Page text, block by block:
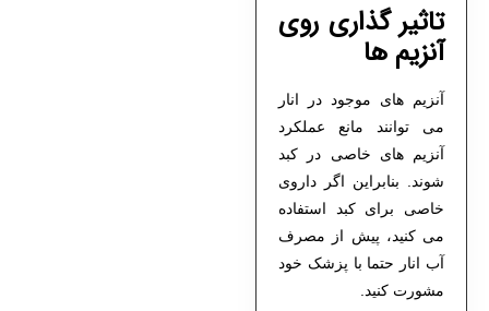
تاثیر گذاری روی
آنزیم ها
آنزیم های موجود در انار
می توانند مانع عملکرد
آنزیم های خاصی در کبد
شوند. بنابراین اگر داروی
خاصی برای کبد استفاده
می کنید، پیش از مصرف
آب انار حتما با پزشک خود
مشورت کنید.